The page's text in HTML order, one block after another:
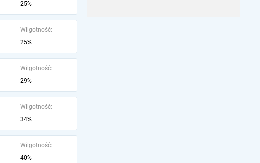
25%
Wilgotność:
25%
Wilgotność:
29%
Wilgotność:
34%
Wilgotność:
40%